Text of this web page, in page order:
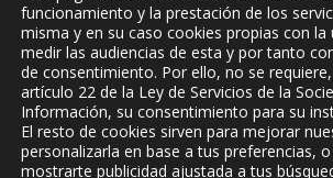
JPCInformática y
funcionamiento y la prestación de los
misma y en su caso cookies propias con la
medir las audiencias de esta y por tanto
de consentimiento. Por ello, no se
artículo 22 de la Ley de Servicios de la
Información, su consentimiento para su
El resto de cookies sirven para mejorar
personalizarla en base a tus preferencias,
mostrarte publicidad ajustada a tus